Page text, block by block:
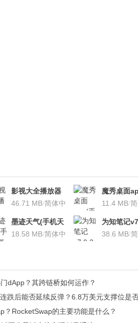
影视大全播放器
v3.1.7 安卓版
46.71 MB/简体中
魔秀桌面
桌面软件
11.4 MB/
墨迹天气(手机天
气软
18.58 MB/简体中
为知笔记
装本地VIP
38.6 MB/
dApp？其跨链桥如何运作？
跌后能否延续反弹？6.8万美元支撑位是
？RocketSwap的主要功能是什么？